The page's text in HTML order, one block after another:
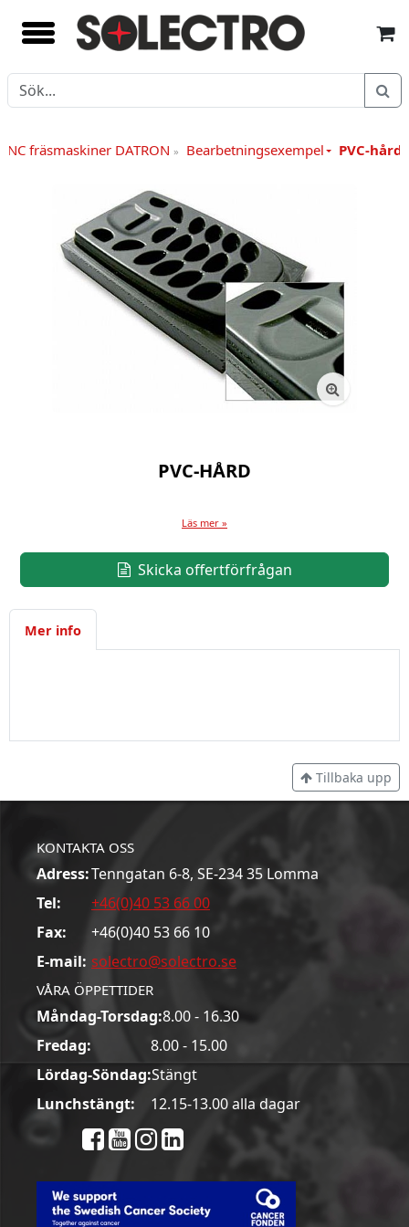
fräsmaskiner DATRON » Bearbetningsexempel PVC-hård
PVC-HÅRD
Läs mer »
Skicka offertförfrågan
Mer info
Tillbaka upp
KONTAKTA OSS
Adress:Tenngatan 6-8, SE-234 35 Lomma
Tel:
+46(0)40 53 66 00
Fax:
+46(0)40 53 66 10
E-mail: solectro@solectro.se
VÅRA ÖPPETTIDER
Måndag-Torsdag:8.00 - 16.30
Fredag:
8.00 - 15.00
Lördag-Söndag:Stängt
Lunchstängt:
12.15-13.00 alla dagar